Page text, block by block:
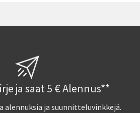
ja saat 5 € Alennus**
alennuksia ja suunnitteluvinkkejä.